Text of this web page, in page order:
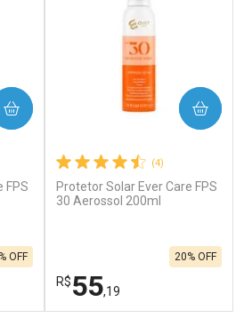
FPS
OFF
(4)
Protetor Solar Ever Care FPS
30 Aerossol 200ml
R$55,19
20% OFF
COMPRAR